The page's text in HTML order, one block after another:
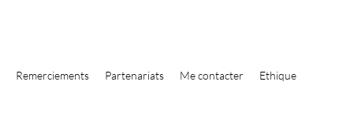
Remerciements Partenariats Me contacter Ethique